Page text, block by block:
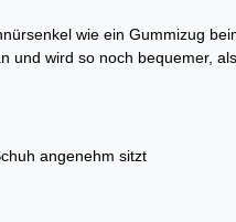
wie ein Gummizug
und wird so noch bequemer,
angenehm sitzt